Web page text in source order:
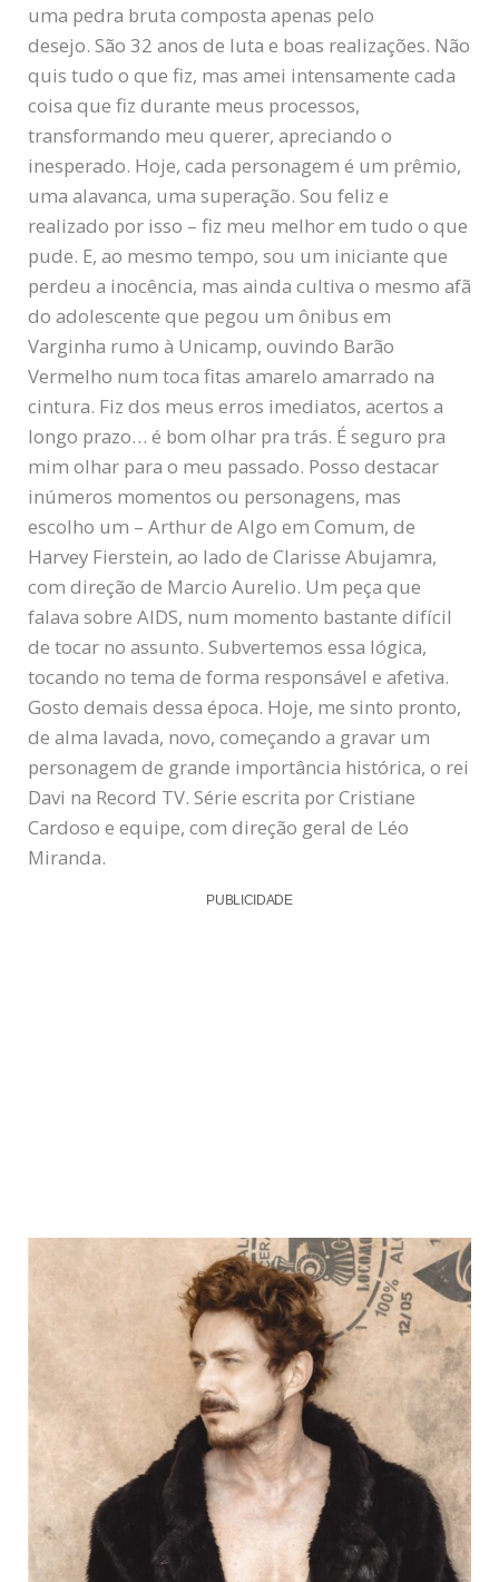
uma pedra bruta composta apenas pelo
desejo. São 32 anos de luta e boas realizações. Não
quis tudo o que fiz, mas amei intensamente cada
coisa que fiz durante meus processos,
transformando meu querer, apreciando o
inesperado. Hoje, cada personagem é um prêmio,
uma alavanca, uma superação. Sou feliz e
realizado por isso – fiz meu melhor em tudo o que
pude. E, ao mesmo tempo, sou um iniciante que
perdeu a inocência, mas ainda cultiva o mesmo afã
do adolescente que pegou um ônibus em
Varginha rumo à Unicamp, ouvindo Barão
Vermelho num toca fitas amarelo amarrado na
cintura. Fiz dos meus erros imediatos, acertos a
longo prazo… é bom olhar pra trás. É seguro pra
mim olhar para o meu passado. Posso destacar
inúmeros momentos ou personagens, mas
escolho um – Arthur de Algo em Comum, de
Harvey Fierstein, ao lado de Clarisse Abujamra,
com direção de Marcio Aurelio. Um peça que
falava sobre AIDS, num momento bastante difícil
de tocar no assunto. Subvertemos essa lógica,
tocando no tema de forma responsável e afetiva.
Gosto demais dessa época. Hoje, me sinto pronto,
de alma lavada, novo, começando a gravar um
personagem de grande importância histórica, o rei
Davi na Record TV. Série escrita por Cristiane
Cardoso e equipe, com direção geral de Léo
Miranda.
PUBLICIDADE